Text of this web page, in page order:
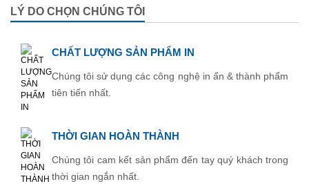
LÝ DO CHỌN CHÚNG TÔI
CHẤT LƯỢNG SẢN PHẨM IN
Chúng tôi sử dụng các công nghệ in ấn & thành phẩm
tiên tiến nhất.
THỜI GIAN HOÀN THÀNH
Chúng tôi cam kết sản phẩm đến tay quý khách trong
thời gian ngắn nhất.